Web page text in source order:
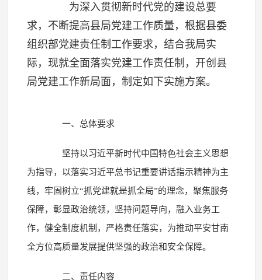
为深入贯彻新时代党的建设总要
求，不断提高县局党建工作质量，根据县委
组织部党建责任制工作要求，结合我局实
际，现就全面落实党建工作责任制，开创县
局党建工作新局面，制定如下实施方案。
一、总体要求
坚持以习近平新时代中国特色社会主义思想
为指导，以落实习近平总书记重要讲话指示精神为主
线，牢固树立“抓党建就是抓全局”的理念，聚焦服务
保障，彰显政治统领，坚持问题导向，融入业务工
作，健全制度机制，严格责任落实，为推动平安甘南
全方位高质量发展提供坚强的政治和安全保障。
二、责任内容